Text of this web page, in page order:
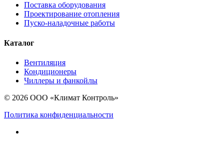
Поставка оборудования
Проектирование отопления
Пуско-наладочные работы
Каталог
Вентиляция
Кондиционеры
Чиллеры и фанкойлы
© 2026 ООО «Климат Контроль»
Политика конфиденциальности